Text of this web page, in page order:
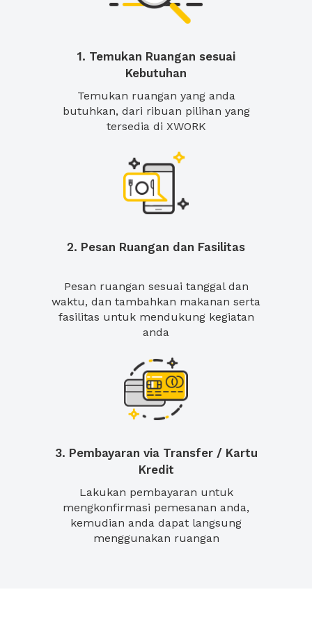
1. Temukan Ruangan sesuai
Kebutuhan
Temukan ruangan yang anda
butuhkan, dari ribuan pilihan yang
tersedia di XWORK
2. Pesan Ruangan dan Fasilitas
Pesan ruangan sesuai tanggal dan
waktu, dan tambahkan makanan serta
fasilitas untuk mendukung kegiatan
anda
3. Pembayaran via Transfer / Kartu
Kredit
Lakukan pembayaran untuk
mengkonfirmasi pemesanan anda,
kemudian anda dapat langsung
menggunakan ruangan